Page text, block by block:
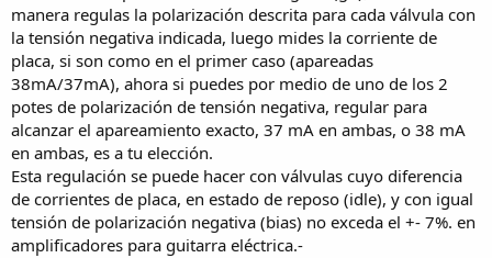
manera regulas la polarización descrita para cada válvula con
la tensión negativa indicada, luego mides la corriente de
placa, si son como en el primer caso (apareadas
38mA/37mA), ahora si puedes por medio de uno de los 2
potes de polarización de tensión negativa, regular para
alcanzar el apareamiento exacto, 37 mA en ambas, o 38 mA
en ambas, es a tu elección.
Esta regulación se puede hacer con válvulas cuyo diferencia
de corrientes de placa, en estado de reposo (idle), y con igual
tensión de polarización negativa (bias) no exceda el +- 7%. en
amplificadores para guitarra eléctrica.-